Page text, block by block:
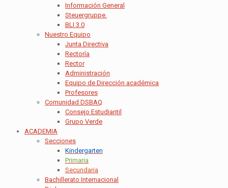
Información General
Steuergruppe.
BLI 3.0
Nuestro Equipo
Junta Directiva
Rectoría
Rector
Administración
Equipo de Dirección académica
Profesores
Comunidad DSBAQ
Consejo Estudiantil
Grupo Verde
ACADEMIA
Secciones
Kindergarten
Primaria
Secundaria
Bachillerato Internacional